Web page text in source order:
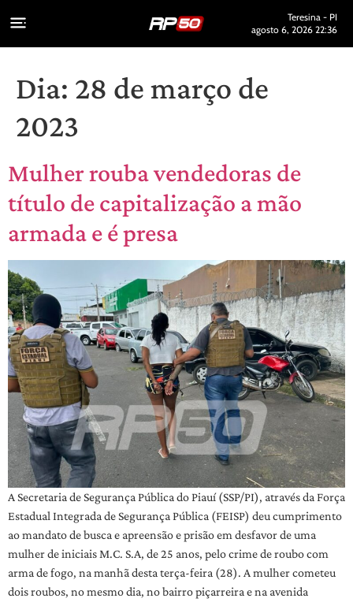
Teresina - PI
agosto 6, 2026 22:36
Dia: 28 de março de
2023
Mulher rouba vendedoras de
título de capitalização a mão
armada e é presa
A Secretaria de Segurança Pública do Piauí (SSP/PI), através da Força
Estadual Integrada de Segurança Pública (FEISP) deu cumprimento
ao mandato de busca e apreensão e prisão em desfavor de uma
mulher de iniciais M.C. S.A, de 25 anos, pelo crime de roubo com
arma de fogo, na manhã desta terça-feira (28). A mulher cometeu
dois roubos, no mesmo dia, no bairro piçarreira e na avenida